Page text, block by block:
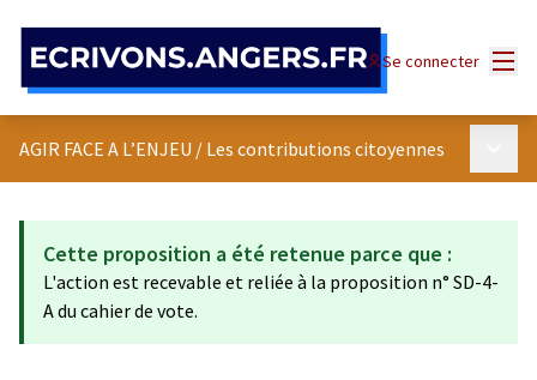
Se connecter
AGIR FACE A L’ENJEU / Les contributions citoyennes
Cette proposition a été retenue parce que :
L'action est recevable et reliée à la proposition n° SD-4-
A du cahier de vote.